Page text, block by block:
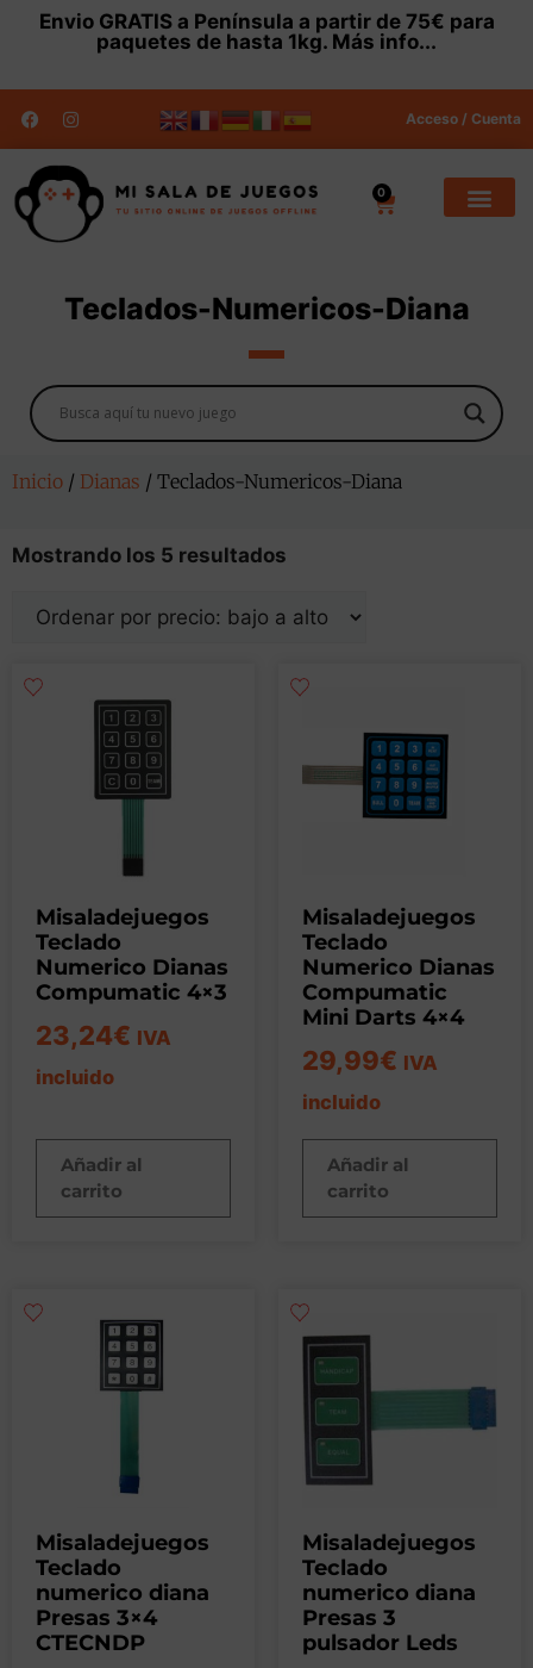
Envio GRATISa Península a partir de 75€ para
paquetes de hasta 1kg. Más info...
Acceso / Cuenta
0
Teclados-Numericos-Diana
Inicio / Dianas / Teclados-Numericos-Diana
Mostrando los 5 resultados
Misaladejuegos
Teclado
Numerico Dianas
Compumatic 4×3
23,24€ IVA
incluido
Añadir al
carrito
Misaladejuegos
Teclado
Numerico Dianas
Compumatic
Mini Darts 4×4
29,99€ IVA
incluido
Añadir al
carrito
Misaladejuegos
Teclado
numerico diana
Presas 3×4
CTECNDP
Misaladejuegos
Teclado
numerico diana
Presas 3
pulsador Leds